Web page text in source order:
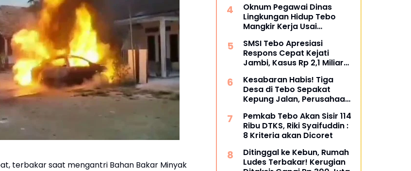
terbakar saat mengantri Bahan Bakar Minyak
Oknum Pegawai Dinas
Lingkungan Hidup Tebo
Mangkir Kerja Usai
Bungkam
SMSI Tebo Apresiasi
Respons Cepat Kejati
Jambi, Kasus Rp 2,1 Miliar
Kesabaran Habis! Tiga
Desa di Tebo Sepakat
Kepung Jalan, Perusahaan
Jawab
Pemkab Tebo Akan Sisir 114
Ribu DTKS, Riki Syaifuddin :
8 Kriteria akan Dicoret
Ditinggal ke Kebun, Rumah
Ludes Terbakar! Kerugian